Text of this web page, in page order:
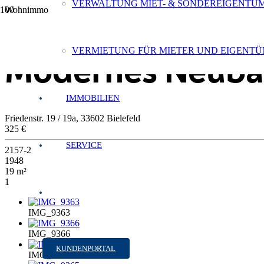
VERWALTUNG MIET- &
VERMIETUNG FÜR MIETER UND
IMMOBILIEN
SERVICE
KUNDENPORTAL
Wohnimmobilie > Etagenwohnung
Modernes
Friedenstr. 19 / 19a, 33602 Bielefeld
325 €
2157-2
1948
19 m²
1
IMG_9363
IMG_9366
IMG_9364